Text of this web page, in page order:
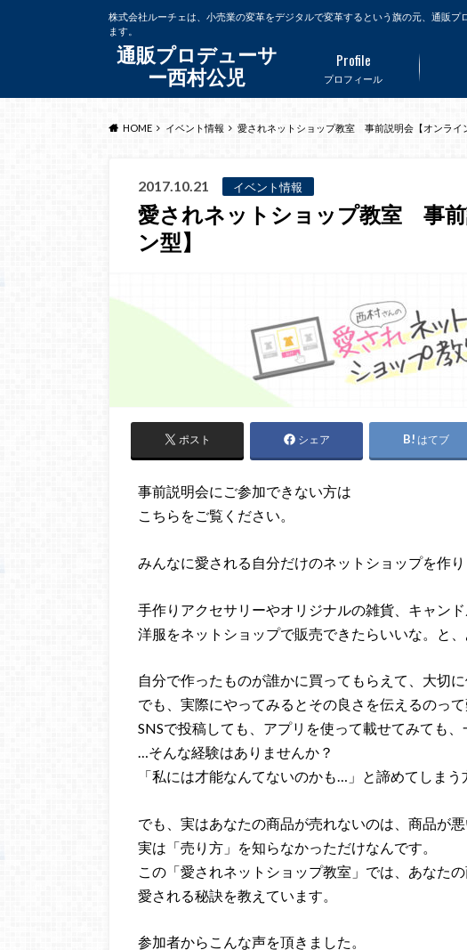
通販プロデューサ
ー西村公児
株式会社ルーチェは、小売業の変革をデジタルで変革するという旗の元、通販
ます。
プロフィール
Profile
HOME イベント情報 愛されネットショップ教室 事前説明会【オンライ
2017.10.21 イベント情報
愛されネットショップ教室 事
ン型】
ポスト シェア はてブ
事前説明会にご参加できない方は
こちらをご覧ください。
みんなに愛される自分だけのネットショップを作り
手作りアクセサリーやオリジナルの雑貨、キャンド
洋服をネットショップで販売できたらいいな。と
自分で作ったものが誰かに買ってもらえて、大切
でも、実際にやってみるとその良さを伝えるのって
SNSで投稿しても、アプリを使って載せてみても
…そんな経験はありませんか？
「私には才能なんてないのかも…」と諦めてしまう
でも、実はあなたの商品が売れないのは、商品が悪
実は「売り方」を知らなかっただけなんです。
この「愛されネットショップ教室」では、あなた
愛される秘訣を教えています。
参加者からこんな声を頂きました。